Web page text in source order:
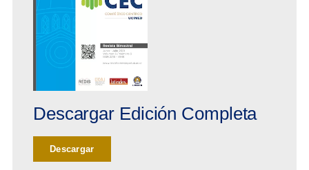
Descargar Edición Completa
Descargar